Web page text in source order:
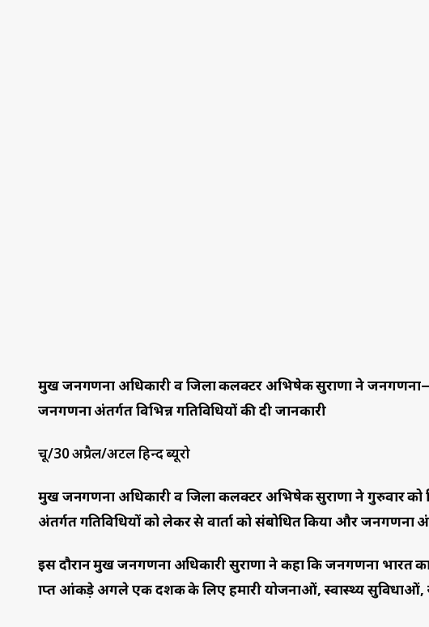
मुख जनगणना अधिकारी व जिला कलक्टर अभिषेक सुराणा ने जनगणना—
जनगणना अंतर्गत विभिन्न गतिविधियों की दी जानकारी
चूरू/30 अप्रैल/अटल हिन्द ब्यूरो
प्रमुख जनगणना अधिकारी व जिला कलक्टर अभिषेक सुराणा ने गुरुवार
अंतर्गत गतिविधियों को लेकर प्रेस वार्ता को संबोधित किया और जनगणना
इस दौरान प्रमुख जनगणना अधिकारी सुराणा ने कहा कि जनगणना भारत
प्राप्त आंकड़े अगले एक दशक के लिए हमारी योजनाओं, स्वास्थ्य